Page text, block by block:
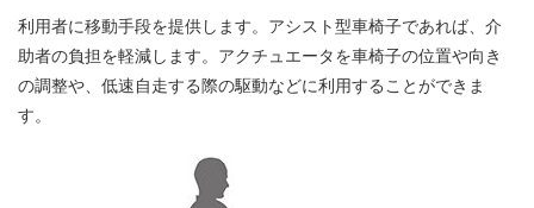
利用者に移動手段を提供します。アシスト型車椅子であれば、介
助者の負担を軽減します。アクチュエータを車椅子の位置や向き
の調整や、低速自走する際の駆動などに利用することができま
す。